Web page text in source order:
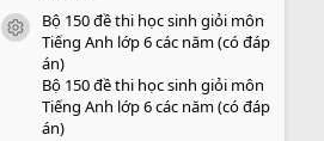
icon tài liệu
Bộ 150 đề thi học sinh giỏi môn
Tiếng Anh lớp 6 các năm (có đáp
án)
Bộ 150 đề thi học sinh giỏi môn
Tiếng Anh lớp 6 các năm (có đáp
án)